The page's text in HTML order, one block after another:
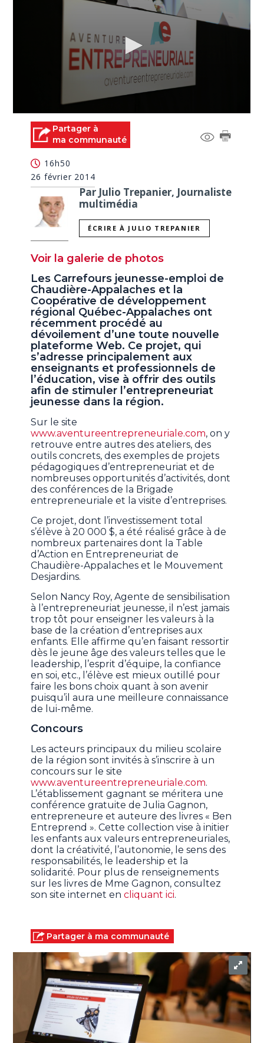
seconds Partager à
ma communauté
16h50
26 février 2014
Par Julio Trepanier, Journaliste
multimédia
ÉCRIRE À JULIO TREPANIER
Voir la galerie de photos
Les Carrefours jeunesse-emploi de
Chaudière-Appalaches et la
Coopérative de développement
régional Québec-Appalaches ont
récemment procédé au
dévoilement d’une toute nouvelle
plateforme Web. Ce projet, qui
s’adresse principalement aux
enseignants et professionnels de
l’éducation, vise à offrir des outils
afin de stimuler l’entrepreneuriat
jeunesse dans la région.
Sur le site
www.aventureentrepreneuriale.com, on y
retrouve entre autres des ateliers, des
outils concrets, des exemples de projets
pédagogiques d’entrepreneuriat et de
nombreuses opportunités d’activités, dont
des conférences de la Brigade
entrepreneuriale et la visite d’entreprises.
Ce projet, dont l’investissement total
s’élève à 20 000 $, a été réalisé grâce à de
nombreux partenaires dont la Table
d’Action en Entrepreneuriat de
Chaudière-Appalaches et le Mouvement
Desjardins.
Selon Nancy Roy, Agente de sensibilisation
à l’entrepreneuriat jeunesse, il n’est jamais
trop tôt pour enseigner les valeurs à la
base de la création d’entreprises aux
enfants. Elle affirme qu’en faisant ressortir
dès le jeune âge des valeurs telles que le
leadership, l’esprit d’équipe, la confiance
en soi, etc., l’élève est mieux outillé pour
faire les bons choix quant à son avenir
puisqu’il aura une meilleure connaissance
de lui-même.
Concours
Les acteurs principaux du milieu scolaire
de la région sont invités à s’inscrire à un
concours sur le site
www.aventureentrepreneuriale.com.
L’établissement gagnant se méritera une
conférence gratuite de Julia Gagnon,
entrepreneure et auteure des livres « Ben
Entreprend ». Cette collection vise à initier
les enfants aux valeurs entrepreneuriales,
dont la créativité, l’autonomie, le sens des
responsabilités, le leadership et la
solidarité. Pour plus de renseignements
sur les livres de Mme Gagnon, consultez
son site internet encliquant ici.
Partager à ma communauté